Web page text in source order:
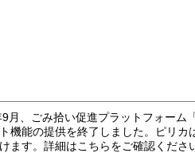
月、ごみ拾い促進プラットフォーム
機能の提供を終了しました。ピリカ
ます。詳細はこちらをご確認くださ